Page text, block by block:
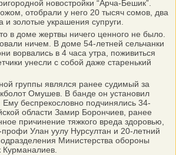
новостройки “Арча-Бешик”.
отобрали у него 20 тысяч сомов, два
золотые украшения супруги.
в доме жертвы ничего ценного не было.
ничем. В доме 54-летней сельчанки
ворвались в 4 часа утра, поживиться
унесли с собой даже старенький
группы являлся ранее судимый за
Омушев. В банде он установил
беспрекословно подчинялись 34-
области Замир Борончиев, ранее
причинение тяжкого вреда здоровью,
профи Улан уулу Нурсултан и 20-летний
Министерства обороны
Курманалиев.